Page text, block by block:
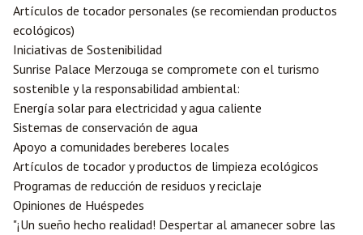
Artículos de tocador personales (se recomiendan productos
ecológicos)
Iniciativas de Sostenibilidad
Sunrise Palace Merzouga se compromete con el turismo
sostenible y la responsabilidad ambiental:
Energía solar para electricidad y agua caliente
Sistemas de conservación de agua
Apoyo a comunidades bereberes locales
Artículos de tocador y productos de limpieza ecológicos
Programas de reducción de residuos y reciclaje
Opiniones de Huéspedes
"¡Un sueño hecho realidad! Despertar al amanecer sobre las